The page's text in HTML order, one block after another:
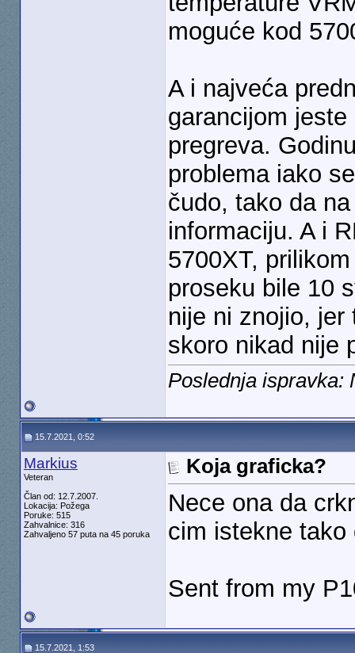
moguće kod
A i najveća
garancijom
pregreva.
problema iako
čudo, tako da
informaciju. A i
5700XT,
proseku bile 10
nije ni znojio, jer
skoro nikad nije
Poslednja ispravka:
15.7.2021, 0:52
Markius
Veteran
Član od: 12.7.2007.
Lokacija: Požega
Poruke: 515
Zahvalnice: 316
Zahvaljeno 57 puta na 45 poruka
Koja graficka?
Nece ona da
cim istekne
Sent from my
15.7.2021, 1:53